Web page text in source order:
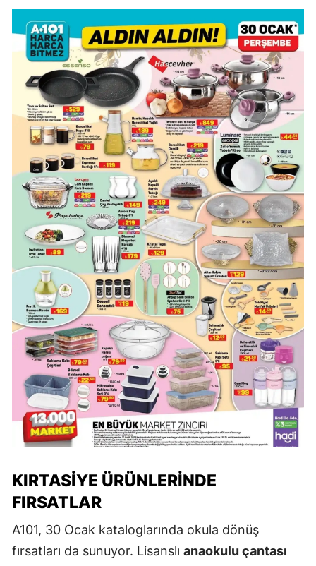
KIRTASIYE ÜRÜNLERINDE
FIRSATLAR
A101, 30 Ocak kataloglarında okula dönüş
fırsatları da sunuyor. Lisanslı anaokulu çantası